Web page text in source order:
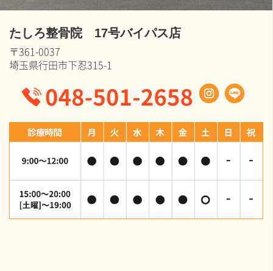
たしろ整骨院 17号バイパス店
〒361-0037
埼玉県行田市下忍315-1